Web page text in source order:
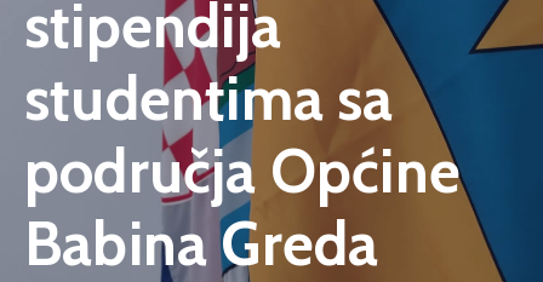
Dokumenti
Izbori
Kontaktirajte
Nas
stipendija
studentima sa
područja Općine
Babina Greda